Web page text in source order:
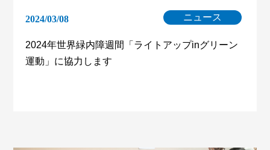
2024/03/08 ニュース
2024年世界緑内障週間「ライトアップinグリーン
運動」に協力します